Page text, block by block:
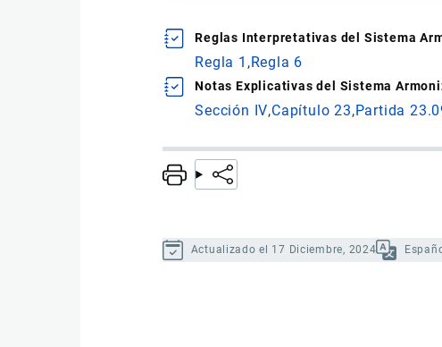
Reglas Interpretativas del Sistema
Regla 1 Regla 6
Notas Explicativas del Sistema
Sección IV Capítulo 23 Partida
Actualizado el 17 Diciembre, 2024